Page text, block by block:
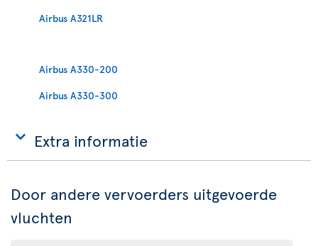
Airbus A321LR
Airbus A330-200
Airbus A330-300
Extra informatie
Door andere vervoerders uitgevoerde
vluchten